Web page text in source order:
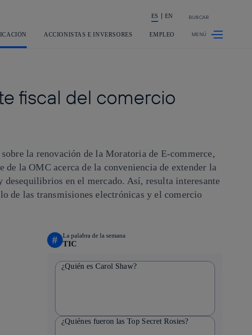
La acción en accionistas e inversores
ES EN BUSCAR
ACCIONISTAS E INVERSORES EMPLEO
fiscal del comercio
la renovación de la Moratoria de E-commerce,
de la OMC acerca de la conveniencia de extender la
desequilibrios en el mercado. Así, resulta interesante
de las transmisiones electrónicas y el comercio
# La palabra de la semana
TIC
¿Quién es Carol Shaw?
¿Quiénes fueron las Top Secret Rosies?